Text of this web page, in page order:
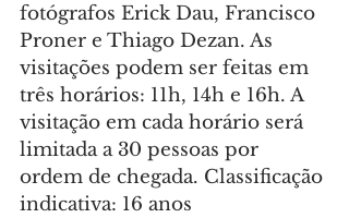
fotógrafos Erick Dau, Francisco
Proner e Thiago Dezan. As
visitações podem ser feitas em
três horários: 11h, 14h e 16h. A
visitação em cada horário será
limitada a 30 pessoas por
ordem de chegada. Classificação
indicativa: 16 anos